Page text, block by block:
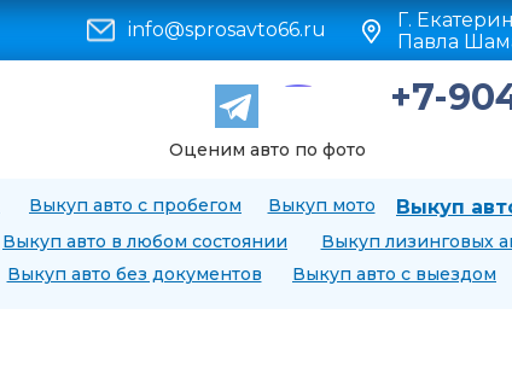
Г.
Павла
info@sprosavto66.ru
+7-
Оценим авто по фото
Выкуп авто с пробегом Выкуп мото Выкуп
Выкуп авто в любом состоянии
Выкуп лизинговых
Выкуп авто без документов Выкуп авто с выездом